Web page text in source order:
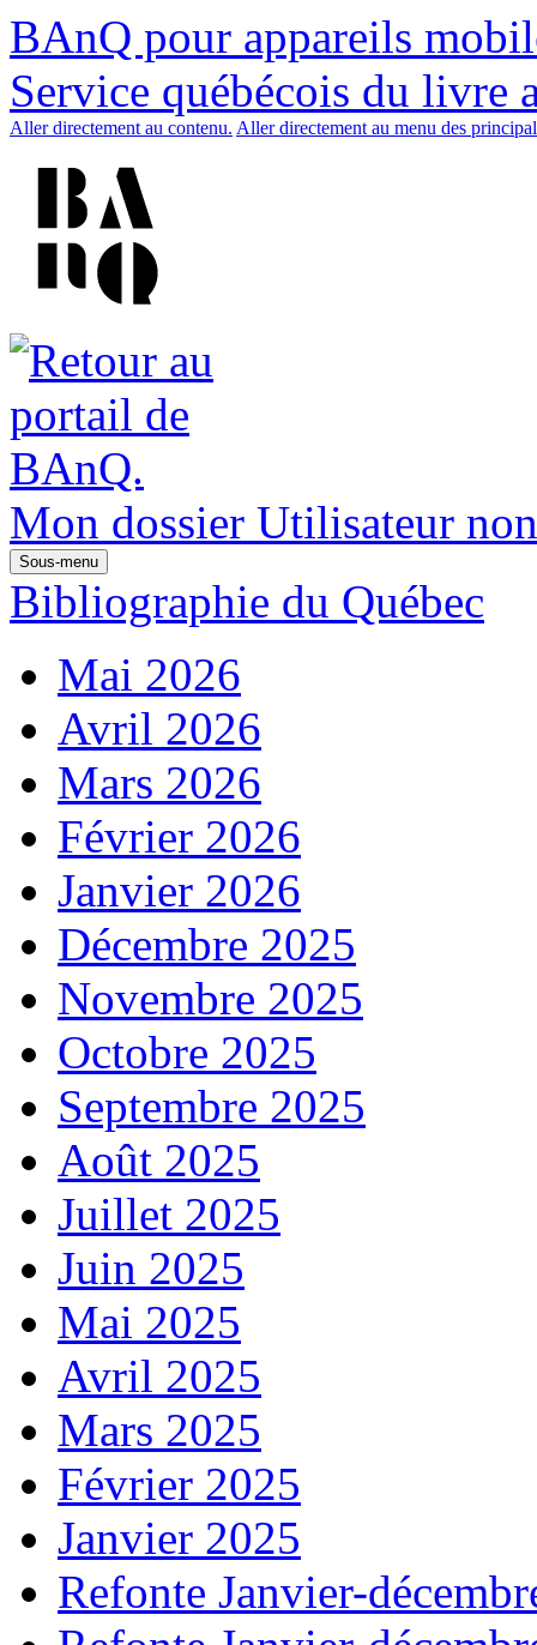
BAnQ pour appareils
Service québécois du livre
Aller directement au contenu. Aller directement au menu des
Mon dossier Utilisateur
Sous-menu
Bibliographie du Québec
Mai 2026
Avril 2026
Mars 2026
Février 2026
Janvier 2026
Décembre 2025
Novembre 2025
Octobre 2025
Septembre 2025
Août 2025
Juillet 2025
Juin 2025
Mai 2025
Avril 2025
Mars 2025
Février 2025
Janvier 2025
Refonte Janvier-